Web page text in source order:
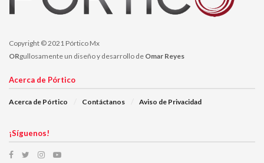
2021-2027 en donde se prioriza la materia hídrica y ambiental.
Copyright © 2021 Pórtico Mx
ORgullosamente un diseño y desarrollo de Omar Reyes
Acerca de Pórtico
Acerca de Pórtico Contáctanos Aviso de Privacidad
¡Síguenos!